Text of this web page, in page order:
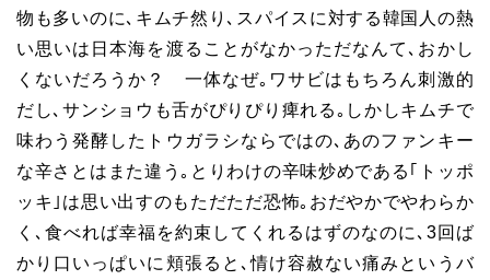
物も多いのに､キムチ然り､スパイスに対する韓国人の熱
い思いは日本海を渡ることがなかっただなんて､おかし
くないだろうか？ 一体なぜ｡ワサビはもちろん刺激的
だし､サンショウも舌がぴりぴり痺れる｡しかしキムチで
味わう発酵したトウガラシならではの､あのファンキー
な辛さとはまた違う｡とりわけの辛味炒めである｢トッポ
ッキ｣は思い出すのもただただ恐怖｡おだやかでやわらか
く､食べれば幸福を約束してくれるはずのなのに､ 3回ば
かり口いっぱいに頬張ると､情け容赦ない痛みというバ